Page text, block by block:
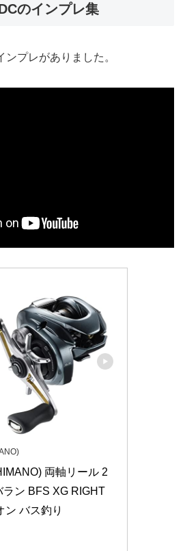
のインプレ集
プレがありました。
両軸リール 2
ラン BFS XG RIGHT
ン バス釣り